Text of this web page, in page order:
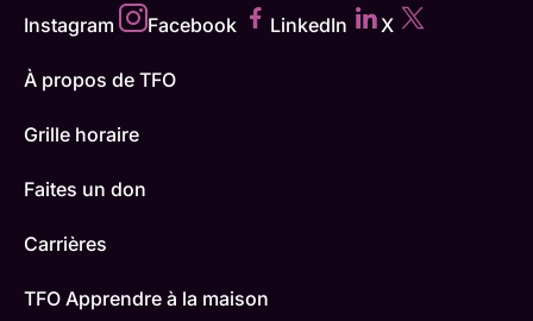
Instagram Facebook LinkedIn X
À propos de TFO
Grille horaire
Faites un don
Carrières
TFO Apprendre à la maison